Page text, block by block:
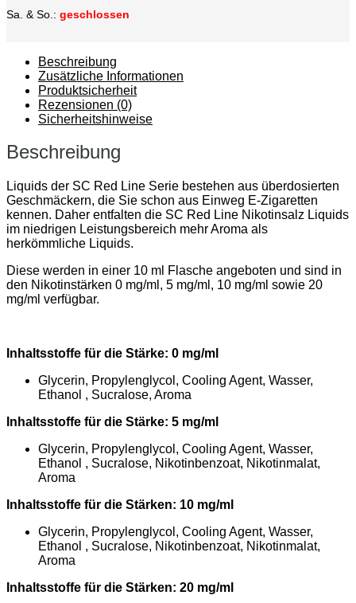
Sa. & So.: geschlossen
Beschreibung
Zusätzliche Informationen
Produktsicherheit
Rezensionen (0)
Sicherheitshinweise
Beschreibung
Liquids der SC Red Line Serie bestehen aus überdosierten
Geschmäckern, die Sie schon aus Einweg E-Zigaretten
kennen. Daher entfalten die SC Red Line Nikotinsalz Liquids
im niedrigen Leistungsbereich mehr Aroma als
herkömmliche Liquids.
Diese werden in einer 10 ml Flasche angeboten und sind in
den Nikotinstärken 0 mg/ml, 5 mg/ml, 10 mg/ml sowie 20
mg/ml verfügbar.
Inhaltsstoffe für die Stärke: 0 mg/ml
Glycerin, Propylenglycol, Cooling Agent, Wasser,
Ethanol , Sucralose, Aroma
Inhaltsstoffe für die Stärke: 5 mg/ml
Glycerin, Propylenglycol, Cooling Agent, Wasser,
Ethanol , Sucralose, Nikotinbenzoat, Nikotinmalat,
Aroma
Inhaltsstoffe für die Stärken: 10 mg/ml
Glycerin, Propylenglycol, Cooling Agent, Wasser,
Ethanol , Sucralose, Nikotinbenzoat, Nikotinmalat,
Aroma
Inhaltsstoffe für die Stärken: 20 mg/ml